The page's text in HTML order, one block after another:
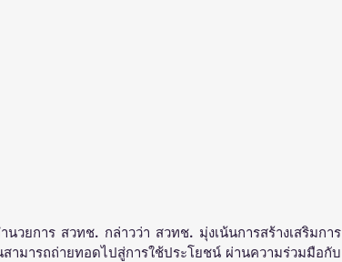
นวยการ สวทช. กล่าวว่า สวทช. มุ่งเน้นการสร้างเสริมการ
มารถถ่ายทอดไปสู่การใช้ประโยชน์ ผ่านความร่วมมือกับ